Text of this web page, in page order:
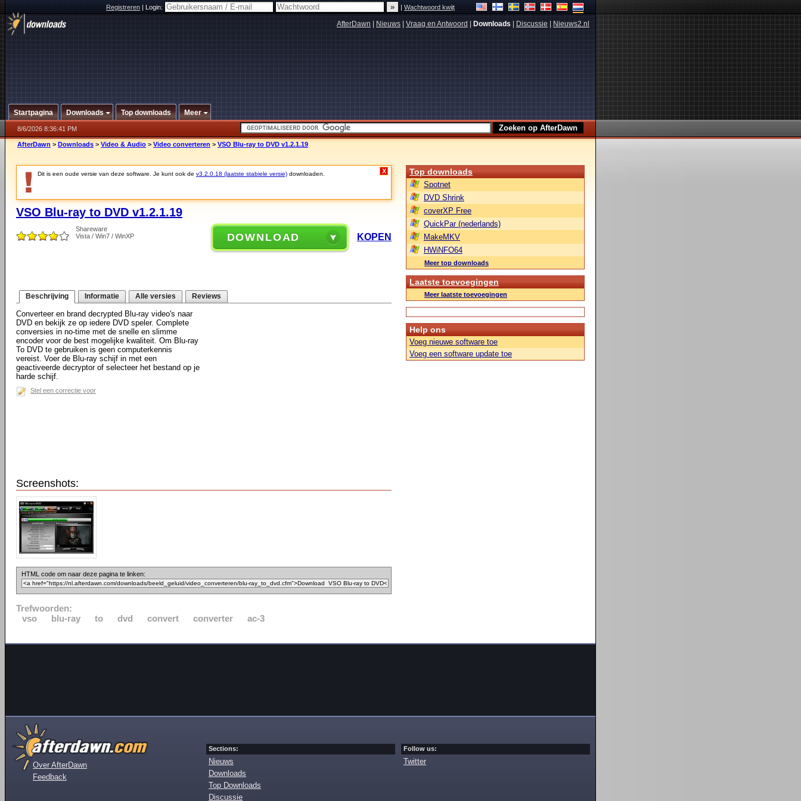
Registreren|Login: |Wachtwoord kwijt
AfterDawn Nieuws Vraag en Antwoord Downloads Discussie Nieuws2.nl
Startpagina Downloads Top downloads Meer
8/6/2026 8:36:41 PM
AfterDawn > Downloads > Video & Audio > Video converteren > VSO Blu-ray to DVD v1.2.1.19
Dit is een oude versie van deze software. Je kunt ook de v3.2.0.18 (laatste stabiele versie) downloaden. X
VSO Blu-ray to DVD v1.2.1.19
Shareware
Vista / Win7 / WinXP
DOWNLOAD KOPEN
Beschrijving Informatie Alle versies Reviews
Converteer en brand decrypted Blu-ray video's naar
DVD en bekijk ze op iedere DVD speler. Complete
conversies in no-time met de snelle en slimme
encoder voor de best mogelijke kwaliteit. Om Blu-ray
To DVD te gebruiken is geen computerkennis
vereist. Voer de Blu-ray schijf in met een
geactiveerde decryptor of selecteer het bestand op je
harde schijf.
Stel een correctie voor
Screenshots:
HTML code om naar deze pagina te linken:
Trefwoorden:
vso
blu-ray to dvd convert converter ac-3
Top downloads
Spotnet
DVD Shrink
coverXP Free
QuickPar (nederlands)
MakeMKV
HWiNFO64
Meer top downloads
Laatste toevoegingen
Meer laatste toevoegingen
Help ons
Voeg nieuwe software toe
Voeg een software update toe
Over AfterDawn
Feedback
Sections:
Nieuws
Downloads
Top Downloads
Discussie
Follow us:
Twitter